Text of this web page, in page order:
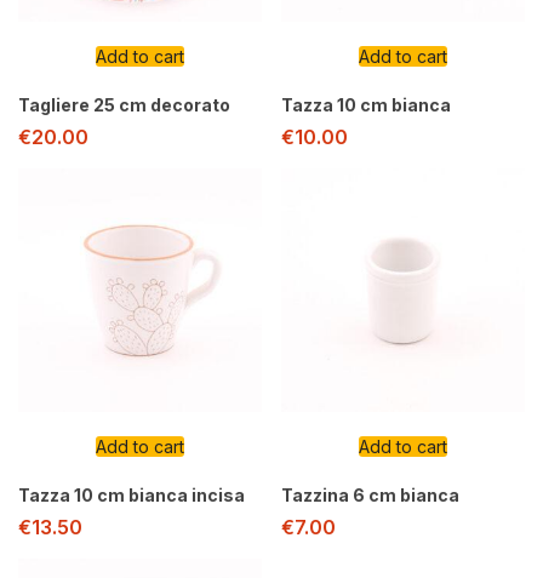
Add to cart
Tagliere 25 cm decorato
€20.00
Add to cart
Tazza 10 cm bianca
€10.00
Add to cart
Tazza 10 cm bianca incisa
€13.50
Add to cart
Tazzina 6 cm bianca
€7.00